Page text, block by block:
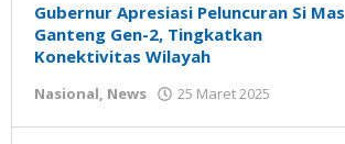
Gubernur Apresiasi Peluncuran Si Mas
Ganteng Gen-2, Tingkatkan
Konektivitas Wilayah
Nasional, News 25 Maret 2025
Susanto